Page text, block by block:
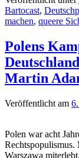
Teilen
Bartocast,
machen, queere
Polens
Martin
Veröffentlicht am
Polen war acht
Warszawa